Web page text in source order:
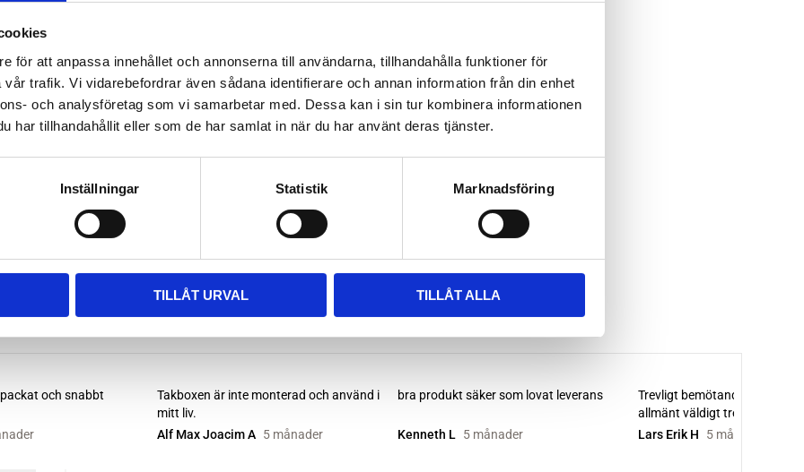
för att anpassa innehållet och annonserna till användarna, tillhandahålla funktioner för
trafik. Vi vidarebefordrar även sådana identifierare och annan information från din enhet
och analysföretag som vi samarbetar med. Dessa kan i sin tur kombinera informationen
har tillhandahållit eller som de har samlat in när du har använt deras tjänster.
Inställningar Statistik Marknadsföring
TILLÅT URVAL TILLÅT ALLA
till plånbok och nycklar